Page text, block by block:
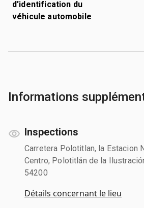
d'identification du
véhicule automobile
Informations
Inspections
Carretera Polotitlan, la Estacion
Centro, Polotitlán de la
54200
Détails concernant le lieu